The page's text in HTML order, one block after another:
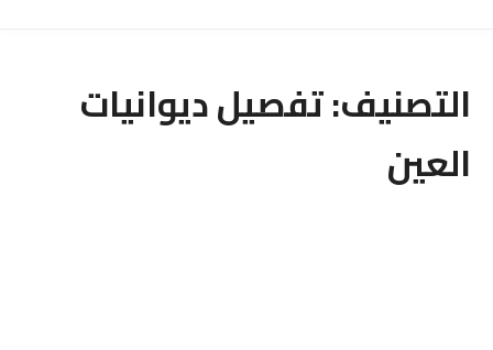
التصنيف:تفصيل ديوانيات
العين